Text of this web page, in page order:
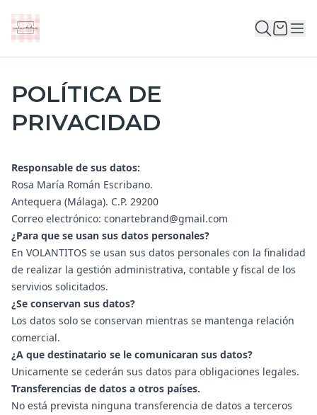
POLÍTICA DE
PRIVACIDAD
Responsable de sus datos:
Rosa María Román Escribano.
Antequera (Málaga). C.P. 29200
Correo electrónico: conartebrand@gmail.com
¿Para que se usan sus datos personales?
En VOLANTITOS se usan sus datos personales con la finalidad
de realizar la gestión administrativa, contable y fiscal de los
servivios solicitados.
¿Se conservan sus datos?
Los datos solo se conservan mientras se mantenga relación
comercial.
¿A que destinatario se le comunicaran sus datos?
Unicamente se cederán sus datos para obligaciones legales.
Transferencias de datos a otros países.
No está prevista ninguna transferencia de datos a terceros